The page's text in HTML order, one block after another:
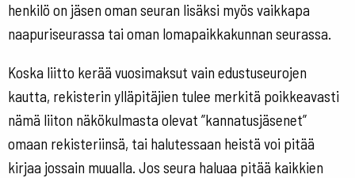
henkilö on jäsen oman seuran lisäksi myös vaikkapa
naapuriseurassa tai oman lomapaikkakunnan seurassa.
Koska liitto kerää vuosimaksut vain edustuseurojen
kautta, rekisterin ylläpitäjien tulee merkitä poikkeavasti
nämä liiton näkökulmasta olevat ”kannatusjäsenet”
omaan rekisteriinsä, tai halutessaan heistä voi pitää
kirjaa jossain muualla. Jos seura haluaa pitää kaikkien